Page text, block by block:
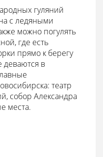
гуляний
с ледяными
можно погулять
где есть
прямо к берегу
деваются в
театр
собор Александра
места.